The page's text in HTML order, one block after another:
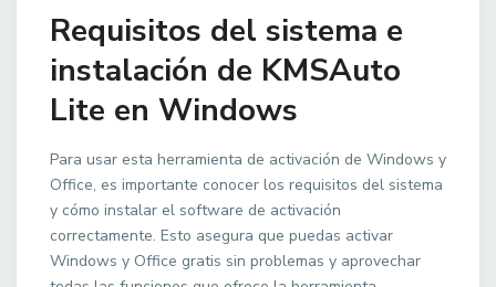
Requisitos del sistema e
instalación de KMSAuto
Lite en Windows
Para usar esta herramienta de activación de Windows y
Office, es importante conocer los requisitos del sistema
y cómo instalar el software de activación
correctamente. Esto asegura que puedas activar
Windows y Office gratis sin problemas y aprovechar